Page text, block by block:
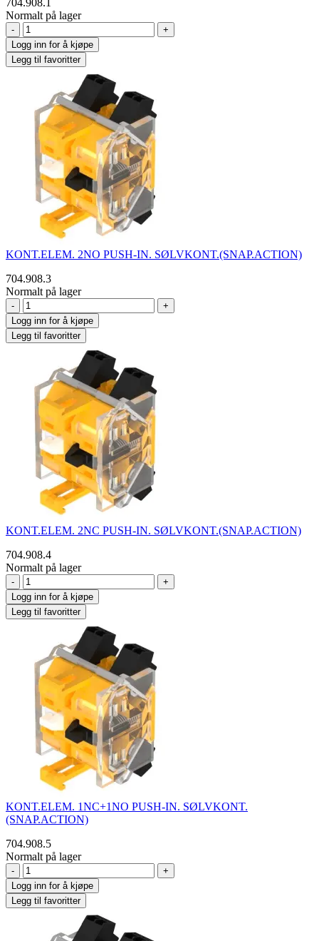
Normalt på lager
-
+
Logg inn for å kjøpe
Legg til favoritter
KONT.ELEM. 2NO PUSH-IN. SØLVKONT.(SNAP.ACTION)
704.908.3
Normalt på lager
-
+
Logg inn for å kjøpe
Legg til favoritter
KONT.ELEM. 2NC PUSH-IN. SØLVKONT.(SNAP.ACTION)
704.908.4
Normalt på lager
-
+
Logg inn for å kjøpe
Legg til favoritter
KONT.ELEM. 1NC+1NO PUSH-IN. SØLVKONT.
(SNAP.ACTION)
704.908.5
Normalt på lager
-
+
Logg inn for å kjøpe
Legg til favoritter